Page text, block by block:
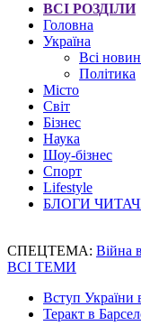
ВСІ РОЗДІЛИ
Головна
Україна
Всі
Політика
Місто
Світ
Бізнес
Наука
Шоу-бізнес
Спорт
Lifestyle
БЛОГИ
СПЕЦТЕМА: Війна
ВСІ ТЕМИ
Вступ України
Теракт в